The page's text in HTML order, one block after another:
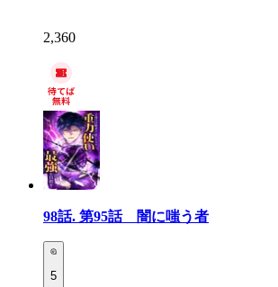
2,360
98話. 第95話 闇に嗤う者
5